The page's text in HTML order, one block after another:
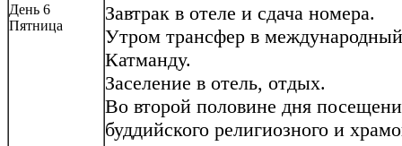
День 6
Пятница
Завтрак в отеле и сдача номера.
Утром трансфер в
Катманду.
Заселение в отель, отдых.
Во второй половине дня
буддийского религиозного и